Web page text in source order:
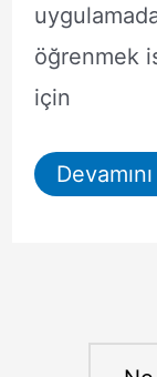
öğrenmek
için
A&T
BANK